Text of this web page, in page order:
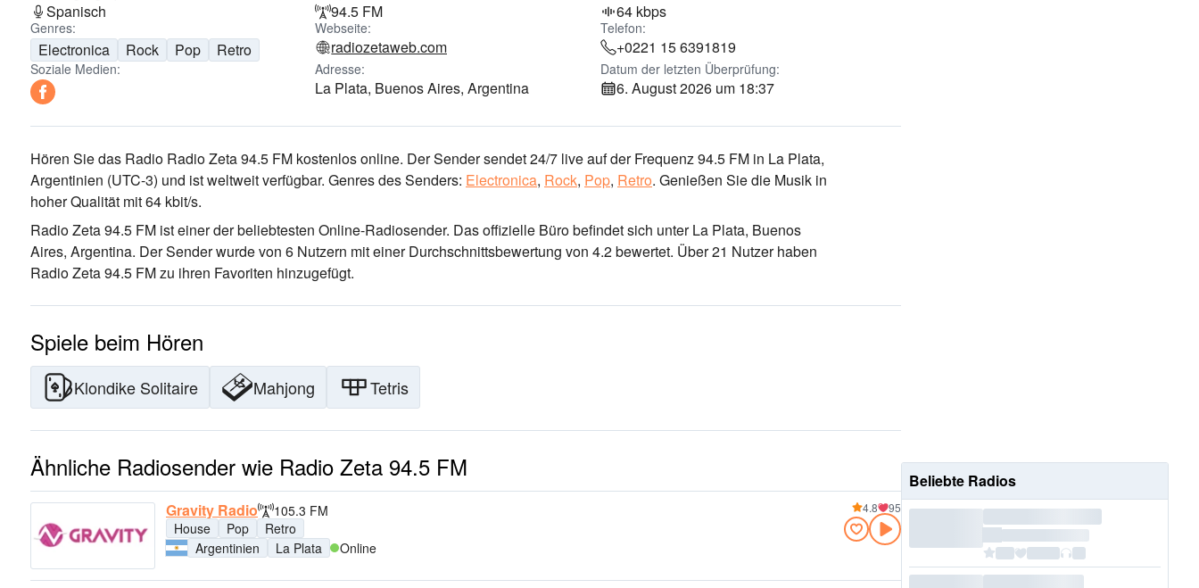
Spanisch 94.5 FM 64 kbps
Genres:
Electronica Rock Pop Retro
Webseite:
radiozetaweb.com
Telefon:
+0221 15 6391819
Soziale Medien: Adresse:
La Plata, Buenos Aires, Argentina
Datum der letzten Überprüfung:
6. August 2026 um 18:37
Hören Sie das Radio Radio Zeta 94.5 FM kostenlos online. Der Sender sendet 24/7 liveauf der Frequenz 94.5 FM in La Plata,
Argentinien (UTC-3) und ist weltweit verfügbar. Genres des Senders: Electronica, Rock, Pop, Retro. Genießen Sie die Musik in
hoher Qualität mit 64 kbit/s.
Radio Zeta 94.5 FM ist einer der beliebtesten Online-Radiosender. Das offizielle Büro befindet sich unter La Plata, Buenos
Aires, Argentina. Der Sender wurde von 6 Nutzern mit einer Durchschnittsbewertung von 4.2 bewertet. Über 21 Nutzer haben
Radio Zeta 94.5 FM zu ihren Favoriten hinzugefügt.
Spiele beim Hören
Klondike Solitaire Mahjong Tetris
Ähnliche Radiosender wie Radio Zeta 94.5 FM
Gravity Radio
105.3 FM
House
Pop
Retro
Argentinien
La Plata Online
4.8 95
Beliebte Radios